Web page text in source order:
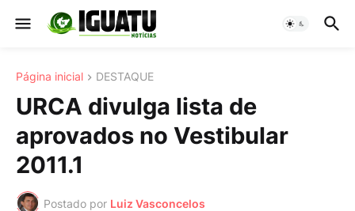
Página inicial DESTAQUE
URCA divulga lista de
aprovados no Vestibular
2011.1
Postado por Luiz Vasconcelos